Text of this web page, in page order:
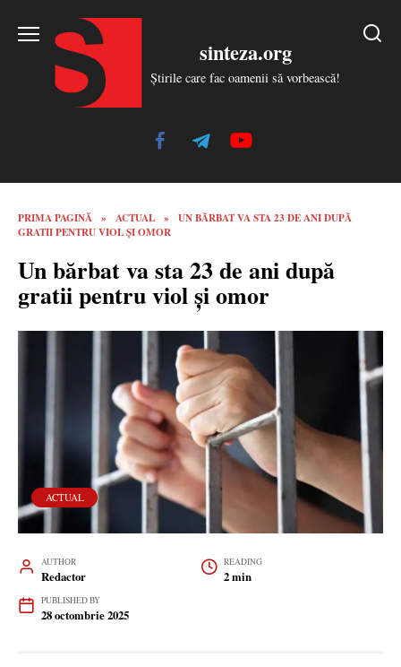
sinteza.org
Știrile care fac oamenii să vorbească!
PRIMA PAGINĂ » ACTUAL »
UN BĂRBAT VA STA 23 DE ANI DUPĂ
GRATII PENTRU VIOL ȘI OMOR
Un bărbat va sta 23 de ani după
gratii pentru viol și omor
ACTUAL
AUTHOR
Redactor
READING
2 min
PUBLISHED BY
28 octombrie 2025